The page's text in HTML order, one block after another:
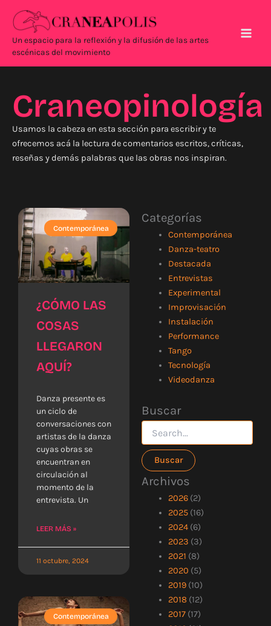
contenido
Un espacio para la reflexión y la difusión de las artes
escénicas del movimiento
Craneopinología
Usamos la cabeza en esta sección para escribir y te
ofrecemos acá la lectura de comentarios escritos, críticas,
reseñas y demás palabras que las obras nos inspiran.
Categorías
Contemporánea
Danza-teatro
Destacada
Entrevistas
Experimental
Improvisación
Instalación
Performance
Tango
Tecnología
Videodanza
Buscar
Buscar
por:
Archivos
2026(2)
2025(16)
2024(6)
2023 (3)
2021 (8)
2020 (5)
2019(10)
2018 (12)
2017(17)
Contemporánea
¿CÓMO LAS
COSAS
LLEGARON
AQUÍ?
Danza presente es
un ciclo de
conversaciones con
artistas de la danza
cuyas obras se
encuentran en
circulación al
momento de la
entrevista. Un
LEER MÁS »
11 octubre, 2024
Contemporánea